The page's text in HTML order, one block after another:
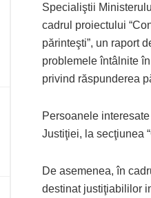
Specialiştii
cadrul proiectului
părinteşti”, un raport
problemele întâlnite
privind răspunderea
Persoanele
Justiţiei, la secţiunea
De asemenea, în
destinat justiţiabililor